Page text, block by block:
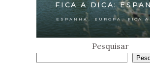
FICA A DICA:
ESPANHA EUROPA , FICA
Pesquisar